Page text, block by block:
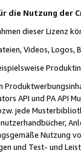
die Nutzung der
dieser Lizenz
Videos,
API und PA API
jede
Nutzung
und Test- und